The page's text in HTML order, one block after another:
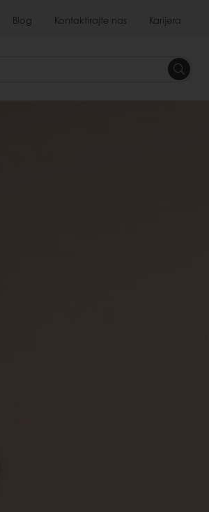
Blog Kontaktirajte nas Karijera